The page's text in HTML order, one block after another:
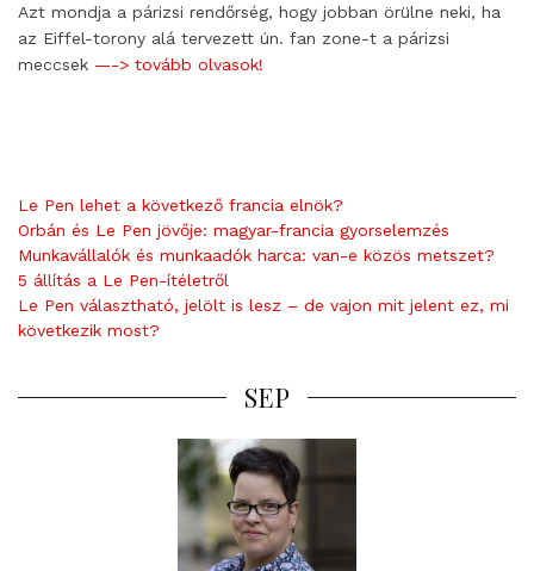
Azt mondja a párizsi rendőrség, hogy jobban örülne neki, ha
az Eiffel-torony alá tervezett ún. fan zone-t a párizsi
meccsek —-> tovább olvasok!
Le Pen lehet a következő francia elnök?
Orbán és Le Pen jövője: magyar-francia gyorselemzés
Munkavállalók és munkaadók harca: van-e közös metszet?
5 állítás a Le Pen-ítéletről
Le Pen választható, jelölt is lesz – de vajon mit jelent ez, mi
következik most?
SEP